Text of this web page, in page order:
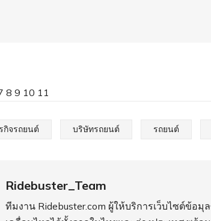
8 9 10 11
กิจรถยนต์ บริษัทรถยนต์ รถยนต์
Ridebuster_Team
ทีมงาน Ridebuster.com ผู้ให้บริการเว็บไซต์ข้อ